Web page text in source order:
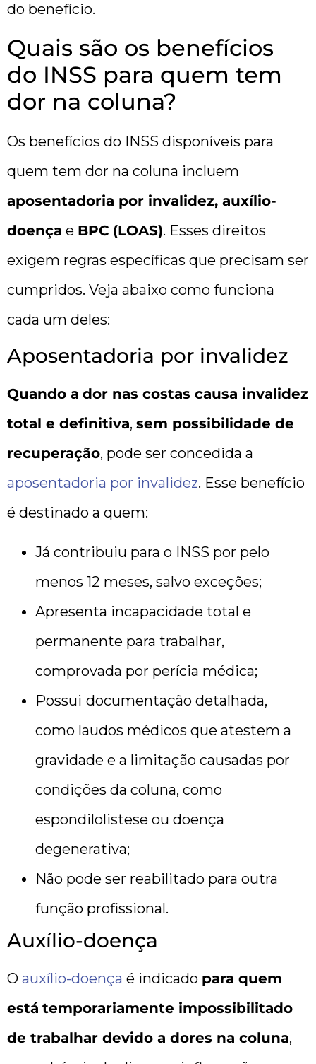
do benefício.
Quais são os benefícios
do INSS para quem tem
dor na coluna?
Os benefícios do INSS disponíveis para
quem tem dor na coluna incluem
aposentadoria por invalidez, auxílio-
doença e BPC (LOAS). Esses direitos
exigem regras específicas que precisam ser
cumpridos. Veja abaixo como funciona
cada um deles:
Aposentadoria por invalidez
Quando a dor nas costas causa invalidez
total e definitiva, sem possibilidade de
recuperação, pode ser concedida a
aposentadoria por invalidez. Esse benefício
é destinado a quem:
Já contribuiu para o INSS por pelo
menos 12 meses, salvo exceções;
Apresenta incapacidade total e
permanente para trabalhar,
comprovada por perícia médica;
Possui documentação detalhada,
como laudos médicos que atestem a
gravidade e a limitação causadas por
condições da coluna, como
espondilolistese ou doença
degenerativa;
Não pode ser reabilitado para outra
função profissional.
Auxílio-doença
O auxílio-doença é indicado para quem
está temporariamente impossibilitado
de trabalhar devido a dores na coluna,